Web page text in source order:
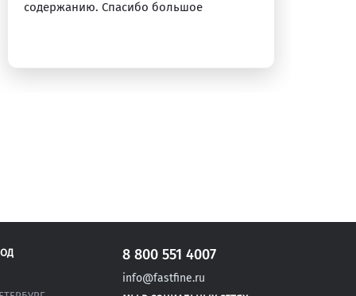
содержанию. Спасибо большое
8 800 551 4007
info@fastfine.ru